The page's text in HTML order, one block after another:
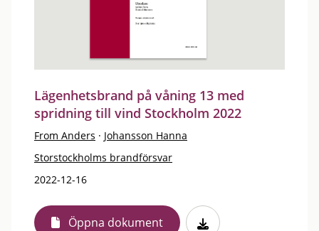
Lägenhetsbrand på våning 13 med
spridning till vind Stockholm 2022
From Anders · Johansson Hanna
Storstockholms brandförsvar
2022-12-16
Öppna dokument